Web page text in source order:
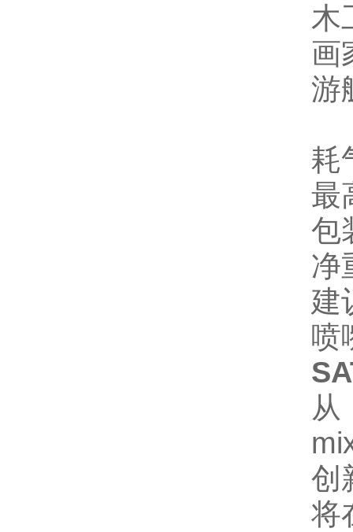
木
画
游
耗
最
包
净
建
喷
从
创
将